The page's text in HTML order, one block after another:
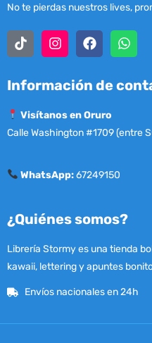
No te pierdas nuestros lives,
Información de
Visítanos en Oruro
Calle Washington #1709 (entre
WhatsApp:67249150
¿Quiénes somos?
Librería Stormy es una tienda
kawaii, lettering y apuntes
Envíos nacionales en 24h